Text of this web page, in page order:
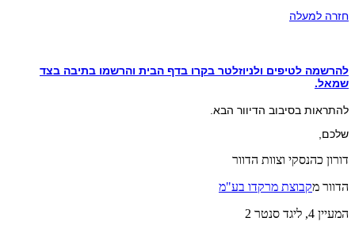
חזרה למעלה
להרשמה לטיפים ולניוזלטר בקרו בדף הבית והרשמו בתיבה בצד
שמאל.
להתראות בסיבוב הדיוור הבא.
שלכם,
דורון כהנסקי וצוות הדוור
הדוור מקבוצת מרקדו בע"מ
המעיין 4, ליגד סנטר 2